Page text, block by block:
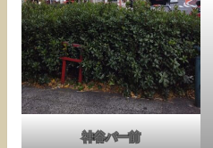
神谷バー前